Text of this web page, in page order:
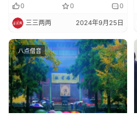
0 0 0
三三两两 2024年9月25日
八点僧音